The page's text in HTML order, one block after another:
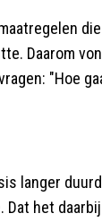
Daarom
"Hoe
langer
Dat het